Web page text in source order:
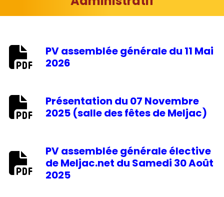
PV assemblée générale du 11 Mai
2026
Présentation du 07 Novembre
2025 (salle des fêtes de Meljac)
PV assemblée générale élective
de Meljac.net du Samedi 30 Août
2025